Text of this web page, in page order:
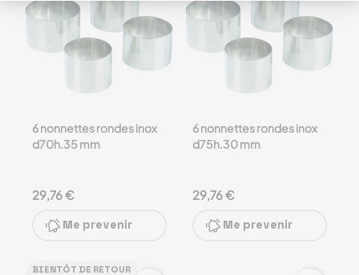
6 nonnettes rondes inox
d70h.35 mm
29,76 €
Me prevenir
6 nonnettes rondes inox
d75h.30 mm
29,76 €
Me prevenir
BIENTÔT DE RETOUR